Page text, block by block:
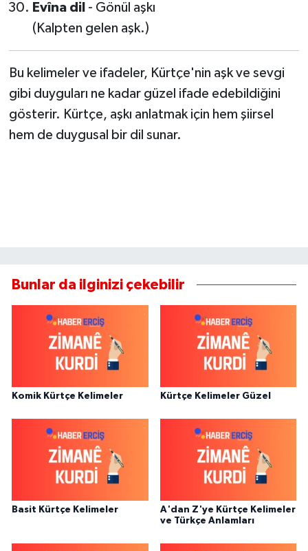
Evîna dil - Gönül aşkı
(Kalpten gelen aşk.)
Bu kelimeler ve ifadeler, Kürtçe'nin aşk ve sevgi
gibi duyguları ne kadar güzel ifade edebildiğini
gösterir. Kürtçe, aşkı anlatmak için hem şiirsel
hem de duygusal bir dil sunar.
Bunlar da ilginizi çekebilir
Komik Kürtçe Kelimeler Kürtçe Kelimeler Güzel
Basit Kürtçe Kelimeler
A'dan Z'ye Kürtçe Kelimeler
ve Türkçe Anlamları